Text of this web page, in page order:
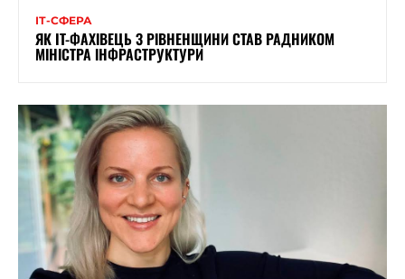
ІТ-СФЕРА
ЯК IT-ФАХІВЕЦЬ З РІВНЕНЩИНИ СТАВ РАДНИКОМ
МІНІСТРА ІНФРАСТРУКТУРИ